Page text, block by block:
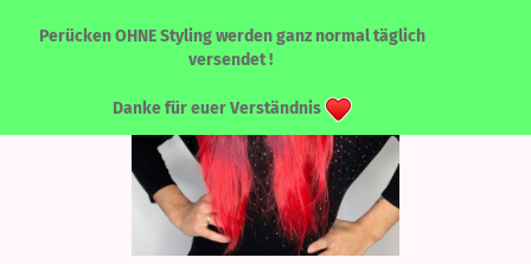
Perücken OHNE Styling werden ganz normal täglich
versendet !
Danke für euer Verständnis